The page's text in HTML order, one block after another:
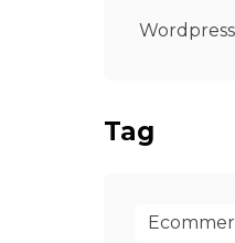
Wordpress
Tag